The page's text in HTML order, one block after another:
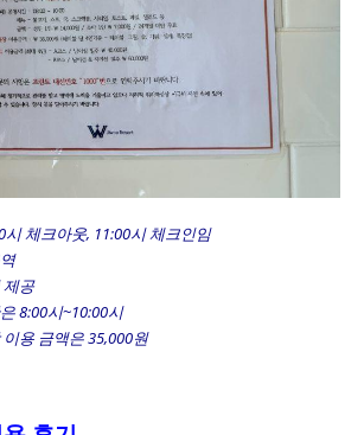
시 체크아웃, 11:00시 체크인임
제공
8:00시~10:00시
용 금액은 35,000원